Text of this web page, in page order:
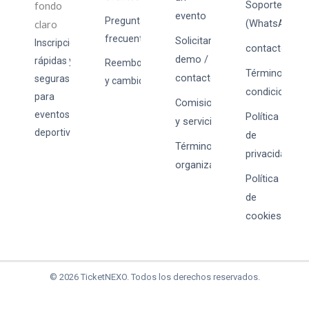
Inscripciones
rápidas y
seguras
para
eventos
deportivos.
Preguntas
frecuentes
Reembolsos
y cambios
evento
Solicitar
demo /
contacto
Comisiones
y servicios
Términos para
organizadores
Soporte
(WhatsApp)
Términos y
condiciones
Política
de
privacidad
Política
de
cookies
© 2026 TicketNEXO. Todos los derechos reservados.